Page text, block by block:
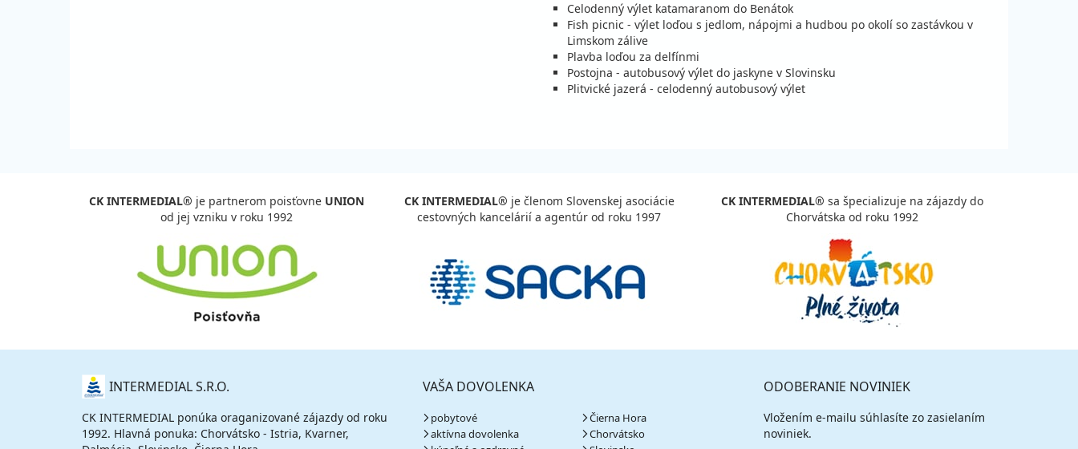
Celodenný výlet katamaranom do Benátok
Fish picnic - výlet loďou s jedlom, nápojmi a hudbou po okolí so zastávkou v
Limskom zálive
Plavba loďou za delfínmi
Postojna - autobusový výlet do jaskyne v Slovinsku
Plitvické jazerá - celodenný autobusový výlet
CK INTERMEDIAL® je partnerom poisťovne UNION
od jej vzniku v roku 1992
CK INTERMEDIAL® je členom Slovenskej asociácie
cestovných kancelárií a agentúr od roku 1997
CK INTERMEDIAL® sa špecializuje na zájazdy do
Chorvátska od roku 1992
O
NÁS INTERMEDIAL S.R.O.
CK INTERMEDIAL ponúka oraganizované zájazdy od roku
1992. Hlavná ponuka: Chorvátsko - Istria, Kvarner,
VAŠA DOVOLENKA
pobytové
aktívna dovolenka
Čierna Hora
Chorvátsko
ODOBERANIE NOVINIEK
Vložením e-mailu súhlasíte zo zasielaním
noviniek.